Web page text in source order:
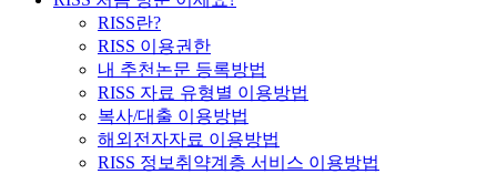
RISS란?
RISS 이용권한
내 추천논문 등록방법
RISS 자료 유형별 이용방법
복사/대출 이용방법
해외전자자료 이용방법
RISS 정보취약계층 서비스 이용방법